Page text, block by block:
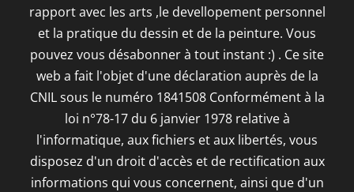
rapport avec les arts ,le devellopement personnel
et la pratique du dessin et de la peinture. Vous
pouvez vous désabonner à tout instant :) . Ce site
web a fait l'objet d'une déclaration auprès de la
CNIL sous le numéro 1841508 Conformément à la
loi n°78-17 du 6 janvier 1978 relative à
l'informatique, aux fichiers et aux libertés, vous
disposez d'un droit d'accès et de rectification aux
informations qui vous concernent, ainsi que d'un